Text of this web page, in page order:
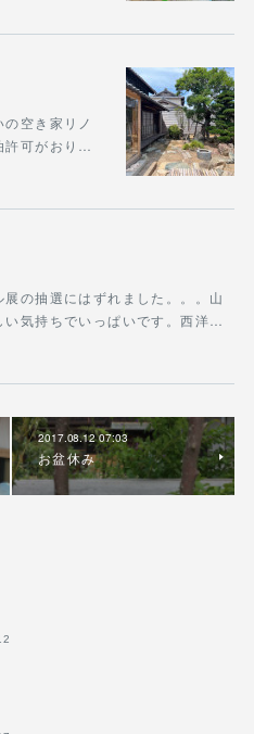
空き家リノ
可がおり…
の抽選にはずれました。。。山
気持ちでいっぱいです。西洋…
2017.08.12 07:03
お盆休み